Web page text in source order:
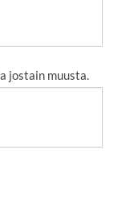
jostain muusta.